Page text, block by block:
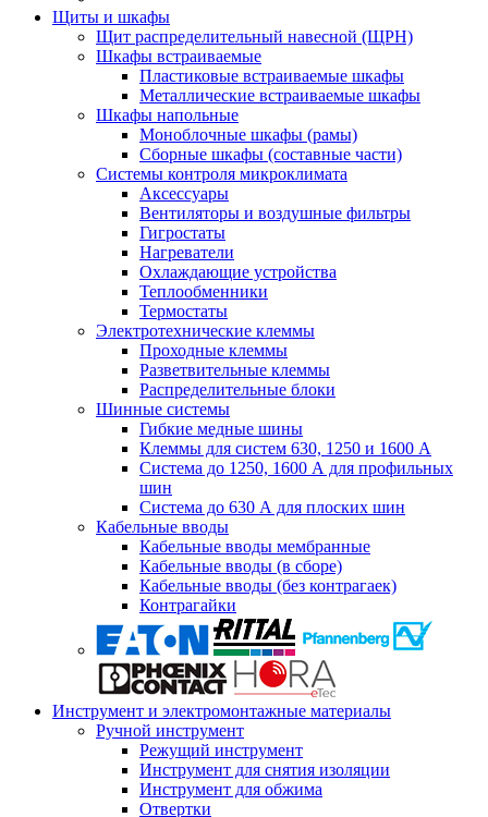
Щиты и шкафы
Щит распределительный навесной (ЩРН)
Шкафы встраиваемые
Пластиковые встраиваемые шкафы
Металлические встраиваемые шкафы
Шкафы напольные
Моноблочные шкафы (рамы)
Сборные шкафы (составные части)
Системы контроля микроклимата
Аксессуары
Вентиляторы и воздушные фильтры
Гигростаты
Нагреватели
Охлаждающие устройства
Теплообменники
Термостаты
Электротехнические клеммы
Проходные клеммы
Разветвительные клеммы
Распределительные блоки
Шинные системы
Гибкие медные шины
Клеммы для систем 630, 1250 и 1600 А
Система до 1250, 1600 А для профильных
шин
Система до 630 А для плоских шин
Кабельные вводы
Кабельные вводы мембранные
Кабельные вводы (в сборе)
Кабельные вводы (без контрагаек)
Контрагайки
Инструмент и электромонтажные материалы
Ручной инструмент
Режущий инструмент
Инструмент для снятия изоляции
Инструмент для обжима
Отвертки